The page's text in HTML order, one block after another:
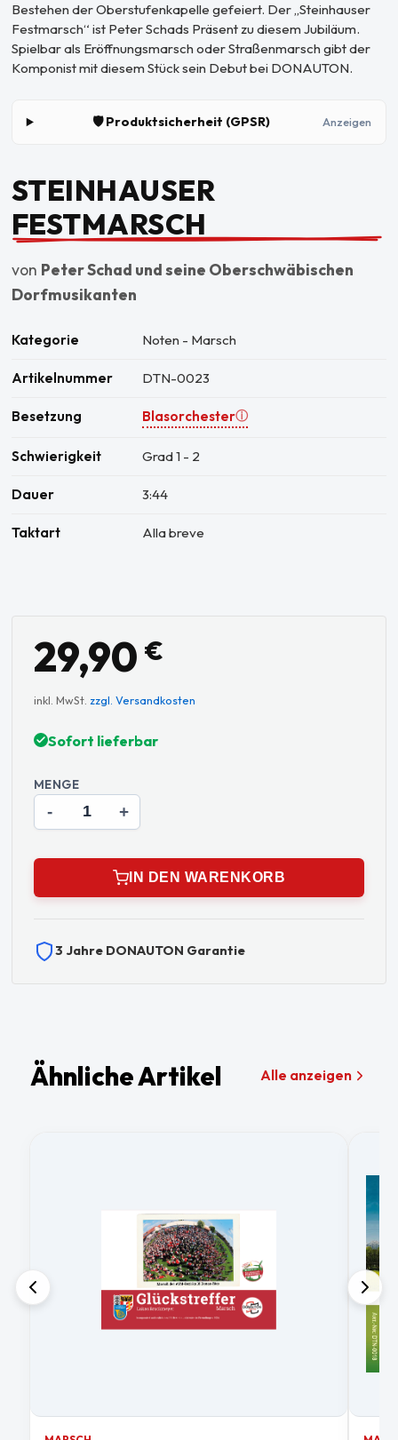
Bestehen der Oberstufenkapelle gefeiert. Der „Steinhauser
Festmarsch“ ist Peter Schads Präsent zu diesem Jubiläum.
Spielbar als Eröffnungsmarsch oder Straßenmarsch gibt der
Komponist mit diesem Stück sein Debut bei DONAUTON.
🛡️ Produktsicherheit (GPSR) Anzeigen
STEINHAUSER
FESTMARSCH
von Peter Schad und seine Oberschwäbischen
Dorfmusikanten
Kategorie Noten - Marsch
Artikelnummer DTN-0023
Besetzung Blasorchesterⓘ
Schwierigkeit Grad 1 - 2
Dauer 3:44
Taktart Alla breve
29,90 €
inkl. MwSt. zzgl. Versandkosten
Sofort lieferbar
MENGE
- +
IN DEN WARENKORB
3 Jahre DONAUTON Garantie
Ähnliche Artikel Alle anzeigen